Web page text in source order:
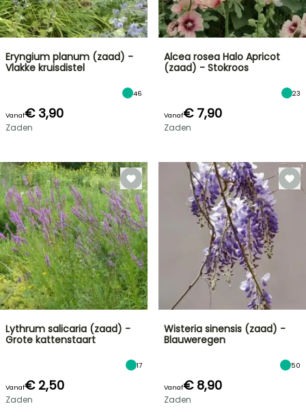
Eryngium planum (zaad) -
Vlakke kruisdistel
46
Vanaf€ 3,90
Zaden
Alcea rosea Halo Apricot
(zaad) - Stokroos
23
Vanaf€ 7,90
Zaden
Lythrum salicaria (zaad) -
Grote kattenstaart
17
Vanaf€ 2,50
Zaden
Wisteria sinensis (zaad) -
Blauweregen
50
Vanaf€ 8,90
Zaden